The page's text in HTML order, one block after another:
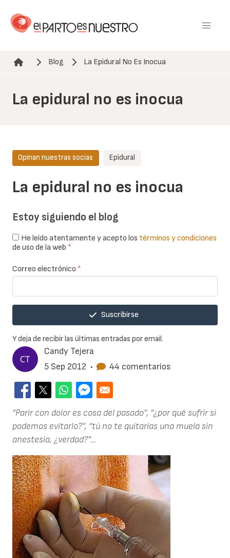
contenido
Ruta de navegación
Blog La Epidural No Es Inocua
La epidural no es inocua
Candy Tejera
5 Sep 2012 • 44 comentarios
La epidural no es inocua
Opinan nuestras socias Epidural
“Parir con dolor es cosa del pasado”, “¿por qué sufrir si
podemos evitarlo?”, “tú no te quitarías una muela sin
anestesia, ¿verdad?”…
Estoy siguiendo el blog
He leído atentamente y acepto los términos y condiciones
de uso de la web *
Correo electrónico *
Suscribirse
Y deja de recibir las últimas entradas por email.